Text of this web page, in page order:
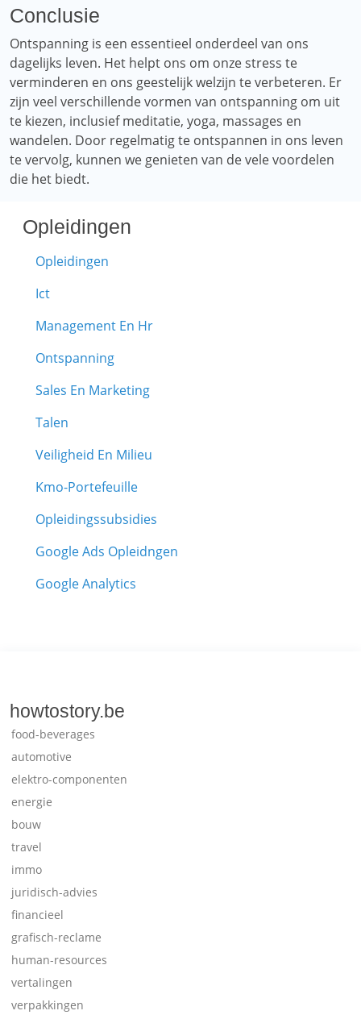
Conclusie
Ontspanning is een essentieel onderdeel van ons
dagelijks leven. Het helpt ons om onze stress te
verminderen en ons geestelijk welzijn te verbeteren. Er
zijn veel verschillende vormen van ontspanning om uit
te kiezen, inclusief meditatie, yoga, massages en
wandelen. Door regelmatig te ontspannen in ons leven
te vervolg, kunnen we genieten van de vele voordelen
die het biedt.
Opleidingen
Opleidingen
Ict
Management En Hr
Ontspanning
Sales En Marketing
Talen
Veiligheid En Milieu
Kmo-Portefeuille
Opleidingssubsidies
Google Ads Opleidngen
Google Analytics
howtostory.be
food-beverages
automotive
elektro-componenten
energie
bouw
travel
immo
juridisch-advies
financieel
grafisch-reclame
human-resources
vertalingen
verpakkingen